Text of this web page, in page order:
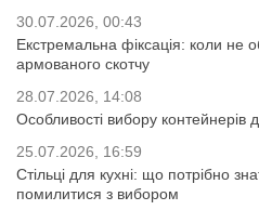
30.07.2026, 00:43
Екстремальна фіксація: коли не
армованого скотчу
28.07.2026, 14:08
Особливості вибору контейнерів
25.07.2026, 16:59
Стільці для кухні: що потрібно
помилитися з вибором